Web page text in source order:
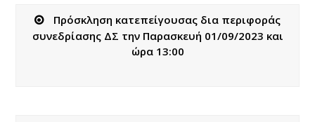
Πρόσκληση κατεπείγουσας δια περιφοράς
συνεδρίασης ΔΣ την Παρασκευή 01/09/2023 και
ώρα 13:00